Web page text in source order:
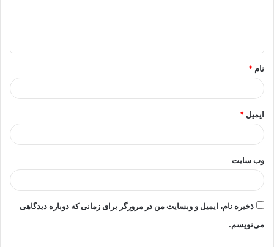
*
نام *
ایمیل *
وب‌ سایت
ذخیره نام، ایمیل و وبسایت من در مرورگر برای زمانی که دوباره دیدگاهی
می‌نویسم.